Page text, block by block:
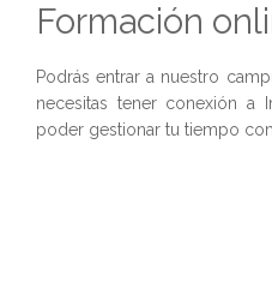
Formación
Podrás entrar a nuestro
necesitas tener conexión a
poder gestionar tu tiempo